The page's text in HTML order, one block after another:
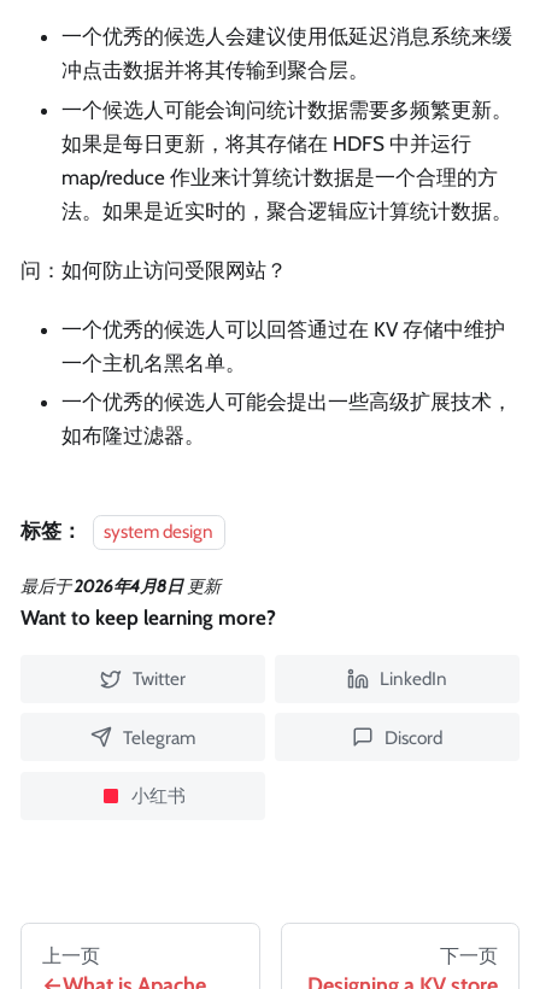
一个优秀的候选人会建议使用低延迟消息系统来缓
冲点击数据并将其传输到聚合层。
一个候选人可能会询问统计数据需要多频繁更新。
如果是每日更新，将其存储在 HDFS 中并运行
map/reduce 作业来计算统计数据是一个合理的方
法。如果是近实时的，聚合逻辑应计算统计数据。
问：如何防止访问受限网站？
一个优秀的候选人可以回答通过在 KV 存储中维护
一个主机名黑名单。
一个优秀的候选人可能会提出一些高级扩展技术，
如布隆过滤器。
标签： system design
最后于2026年4月8日 更新
Want to keep learning more?
Twitter LinkedIn
Telegram Discord
小红书
上一页 下一页